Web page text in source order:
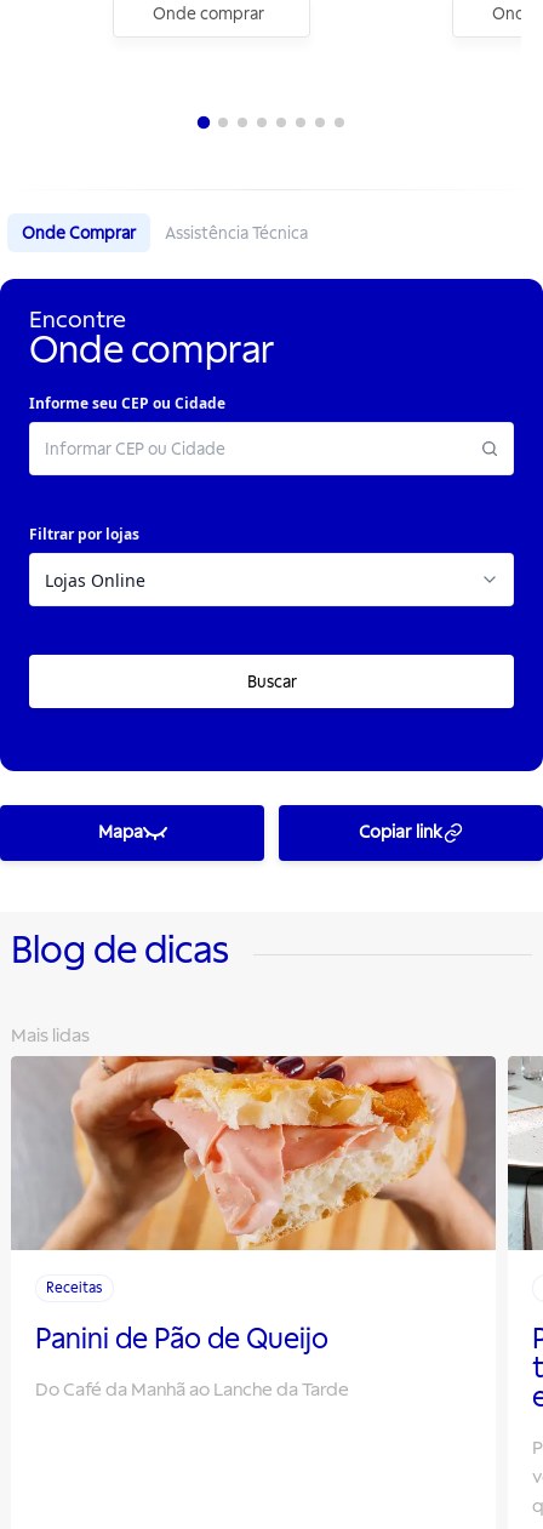
Onde comprar Onde
Onde Comprar Assistência Técnica
Encontre
Onde comprar
Informe seu CEP ou Cidade
Filtrar por lojas
Buscar
Mapa Copiar link
Blog de dicas
Mais lidas
Receitas
Panini de Pão de Queijo
Do Café da Manhã ao Lanche da Tarde